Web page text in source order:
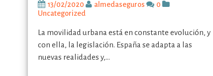
13/02/2020 almedaseguros
0
Uncategorized
La movilidad urbana está en constante evolución, y
con ella, la legislación. España se adapta a las
nuevas realidades y,…